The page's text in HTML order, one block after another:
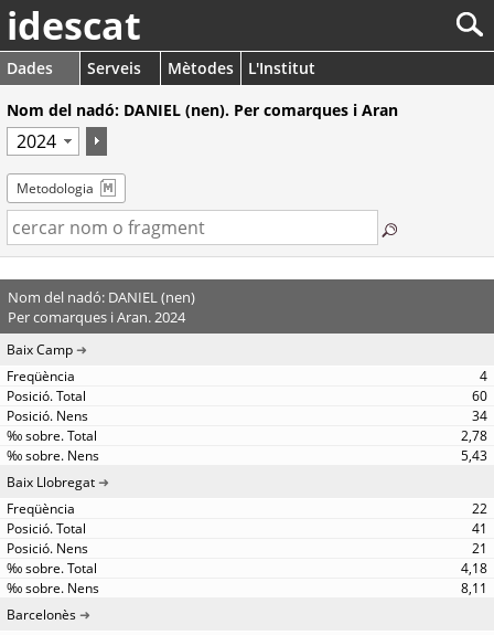
idescat
Dades Serveis Mètodes
L'Institut
Nom del nadó: DANIEL (nen). Per comarques i Aran
Metodologia
Nom del nadó: DANIEL (nen)
Per comarques i Aran. 2024
Baix Camp
4
60
34
2,78
5,43
Baix Llobregat
22
41
21
4,18
8,11
Barcelonès